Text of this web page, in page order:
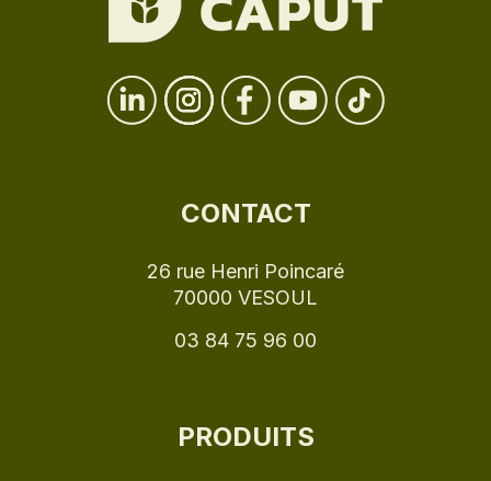
CONTACT
26 rue Henri Poincaré
70000 VESOUL
03 84 75 96 00
PRODUITS